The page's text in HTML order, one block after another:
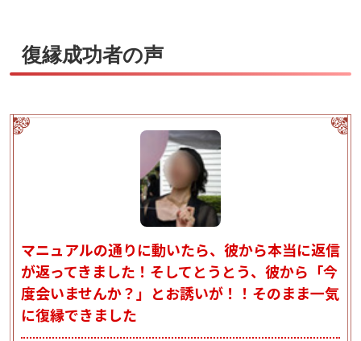
復縁成功者の声
マニュアルの通りに動いたら、彼から本当に返信
が返ってきました！そしてとうとう、彼から「今
度会いませんか？」とお誘いが！！そのまま一気
に復縁できました